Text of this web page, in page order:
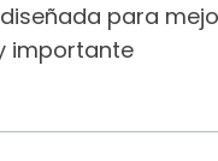
para
importante